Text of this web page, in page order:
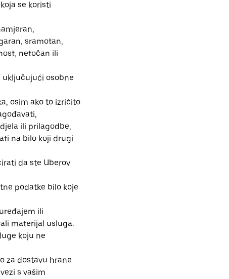
se koristi
sramotan,
netočan ili
osobne
osim ako to izričito
ili prilagodbe,
na bilo koji drugi
da ste Uberov
podatke bilo koje
ili
materijal usluga.
koju ne
za dostavu hrane
s vašim